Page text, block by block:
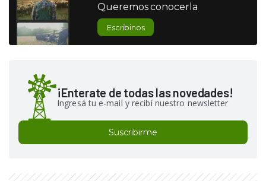
Queremos conocerla
Escribinos
¡Enterate de todas las novedades!
Ingresá tu e-mail y recibí nuestro newsletter
Suscribirme